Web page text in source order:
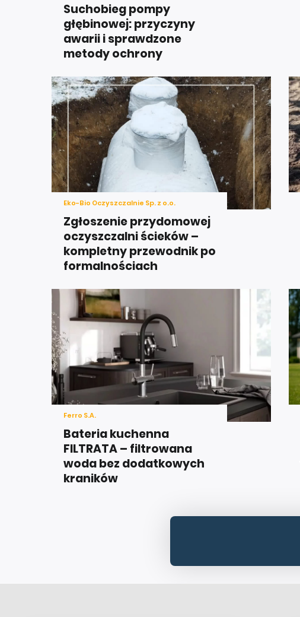
Suchobieg pompy
głębinowej: przyczyny
awarii i sprawdzone
metody ochrony
Eko-Bio Oczyszczalnie Sp. z o.o.
Zgłoszenie przydomowej
oczyszczalni ścieków –
kompletny przewodnik po
formalnościach
Ferro S.A.
Bateria kuchenna
FILTRATA – filtrowana
woda bez dodatkowych
kraników